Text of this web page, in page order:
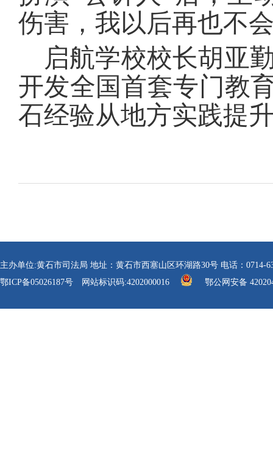
伤害，我以后再也不
启航学校校长胡亚
开发全国首套专门教
石经验从地方实践提
主办单位:黄石市司法局 地址：黄石市西塞山区环湖路30号 电话：0714-
鄂ICP备05026187号 网站标识码:4202000016 鄂公网安备